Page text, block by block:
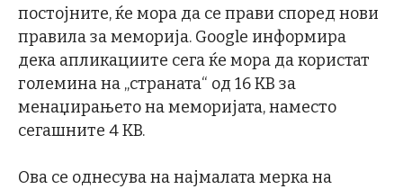
постојните, ќе мора да се прави според нови
правила за меморија. Google информира
дека апликациите сега ќе мора да користат
големина на „страната“ од 16 KB за
менаџирањето на меморијата, наместо
сегашните 4 KB.
Ова се однесува на најмалата мерка на